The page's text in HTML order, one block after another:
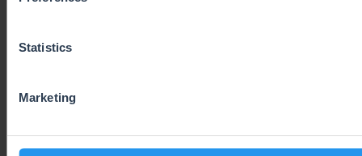
Statistics
Marketing